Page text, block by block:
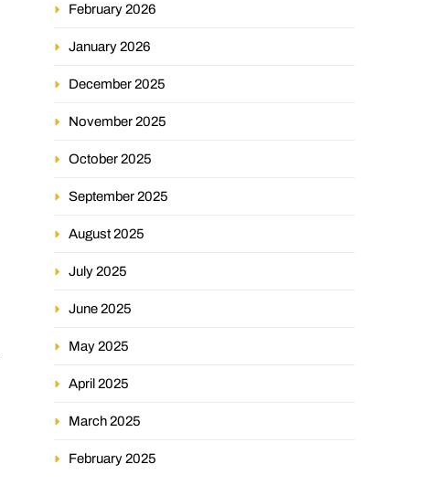
February 2026
January 2026
December 2025
November 2025
October 2025
September 2025
August 2025
July 2025
June 2025
May 2025
April 2025
March 2025
February 2025